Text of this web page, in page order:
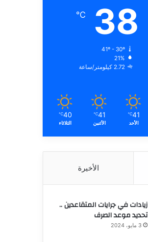
38
℃
41º - 30º
21%
2.72 كيلومتر/ساعة
41
℃
الأحد
41
℃
الأثنين
40
℃
الثلاثاء
الأخيرة
زيادات في جرايات المتقاعدين ..
تحديد موعد الصرف
3 مايو، 2024